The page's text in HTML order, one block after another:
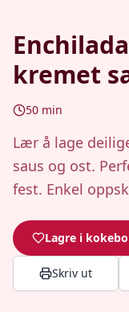
kremet
50 min
Lær å lage
saus og ost.
fest. Enkel
Lagre i
Skriv ut